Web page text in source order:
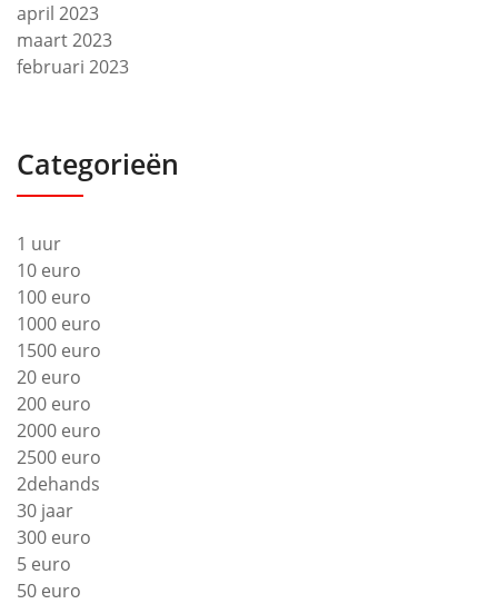
april 2023
maart 2023
februari 2023
Categorieën
1 uur
10 euro
100 euro
1000 euro
1500 euro
20 euro
200 euro
2000 euro
2500 euro
2dehands
30 jaar
300 euro
5 euro
50 euro